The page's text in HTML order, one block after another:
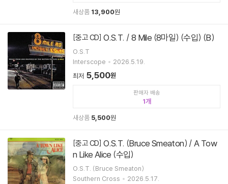
새상품 13,900원
[중고 CD] O.S.T. / 8 Mile (8마일) (수입) (B)
O.S.T
Interscope
2026.5.19.
최저 5,500원
판매자 배송
1
새상품 5,500원
[중고 CD] O.S.T. (Bruce Smeaton) / A Tow
n Like Alice (수입)
O.S.T. (Bruce Smeaton)
Southern Cross
2026.5.17.